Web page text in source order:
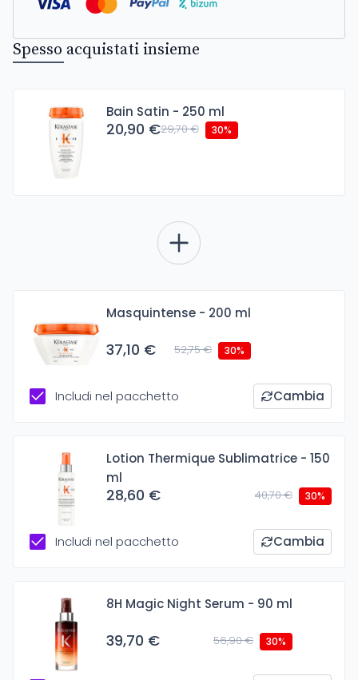
Spesso acquistati insieme
Bain Satin - 250 ml
20,90 €29,70 € 30%
Masquintense - 200 ml
37,10 € 52,75 € 30%
Includi nel pacchetto Cambia
Lotion Thermique Sublimatrice - 150
ml
28,60 € 40,70 € 30%
Includi nel pacchetto Cambia
8H Magic Night Serum - 90 ml
39,70 € 56,90 € 30%